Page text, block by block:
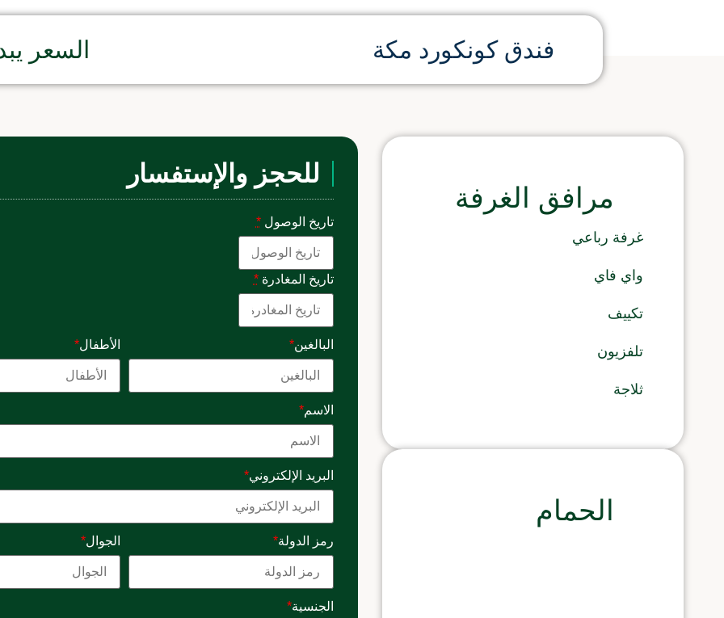
فندق كونكورد مكة السعر
مرافق الغرفة
غرفة رباعي
واي فاي
تكييف
تلفزيون
ثلاجة
الحمام
للحجز والإستفسار
تاريخ الوصول *
تاريخ المغادرة *
البالغين* الأطفال*
الاسم*
البريد الإلكتروني*
رمز الدولة* الجوال*
الجنسية*